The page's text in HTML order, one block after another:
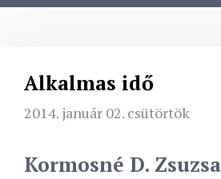
Alkalmas idő
2014. január 02. csütörtök
Kormosné D. Zsuzsa